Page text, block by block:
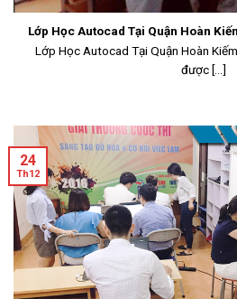
Lớp Học Autocad Tại Quận Hoàn
Lớp Học Autocad Tại Quận Hoàn
được [...]
24
Th12